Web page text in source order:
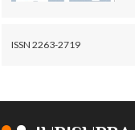
ISSN 2263-2719